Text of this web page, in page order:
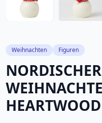
Weihnachten Figuren
NORDISCHER